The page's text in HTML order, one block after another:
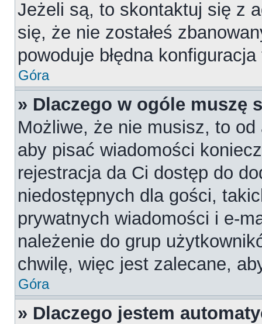
Jeżeli są, to skontaktuj się z
się, że nie zostałeś
powoduje błędna
Góra
» Dlaczego w ogóle muszę
Możliwe, że nie musisz, to
aby pisać wiadomości
rejestracja da Ci dostęp do
niedostępnych dla gości,
prywatnych wiadomości i e-
należenie do grup
chwilę, więc jest zalecane,
Góra
» Dlaczego jestem